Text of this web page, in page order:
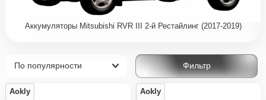
Аккумуляторы Mitsubishi RVR III 2-й Рестайлинг (2017-2019)
Фильтр
Aokly Aokly